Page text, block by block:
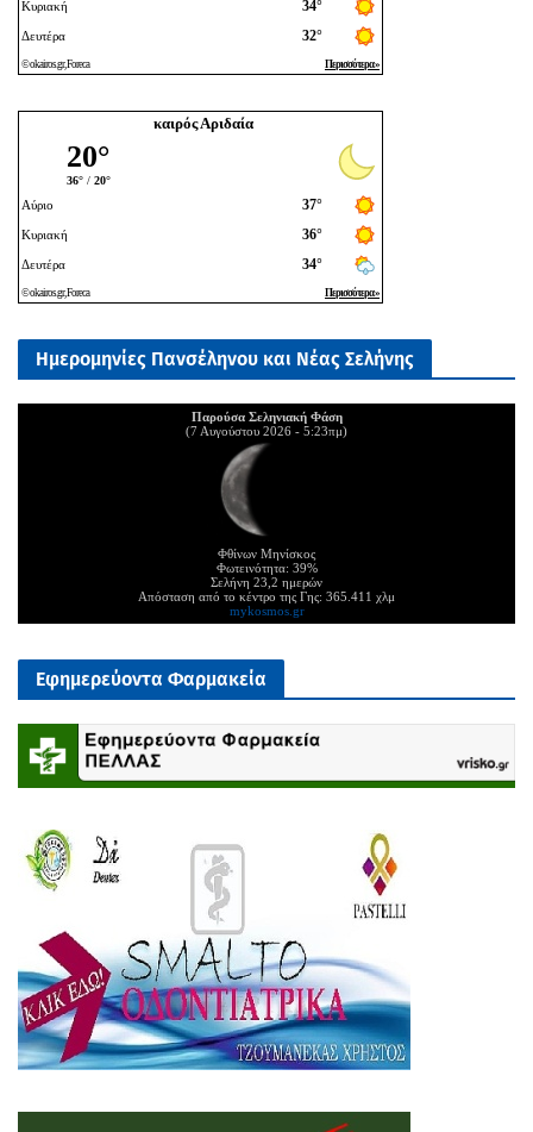
καιρός Αριδαία
Ημερομηνίες Πανσέληνου και Νέας Σελήνης
Παρούσα Σεληνιακή Φάση
(7 Αυγούστου 2026 - 5:23πμ)
Φθίνων Μηνίσκος
Φωτεινότητα: 39%
Σελήνη 23,2 ημερών
Απόσταση από το κέντρο της Γης: 365.411 χλμ
mykosmos.gr
Εφημερεύοντα Φαρμακεία